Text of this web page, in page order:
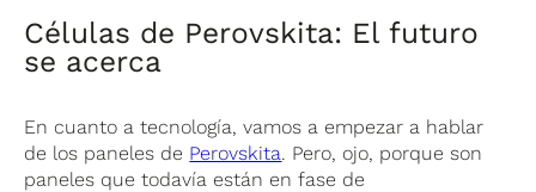
Células de Perovskita: El futuro
se acerca
En cuanto a tecnología, vamos a empezar a hablar
de los paneles de Perovskita. Pero, ojo, porque son
paneles que todavía están en fase de